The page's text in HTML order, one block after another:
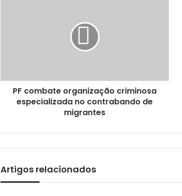
Lula lamenta morte do músico Hermeto
ALPB e Câmara Federal debatem
PF combate organização criminosa
especializada no contrabando de
migrantes
Artigos relacionados